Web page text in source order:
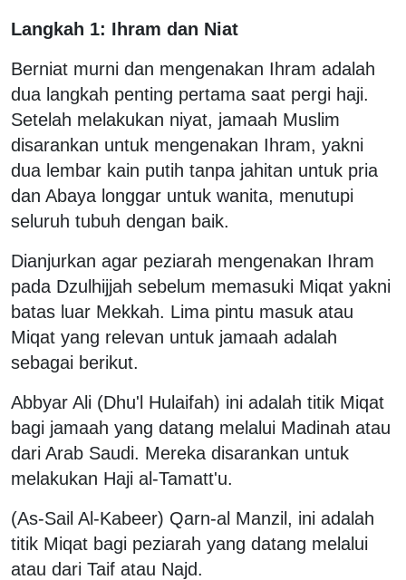
Langkah 1: Ihram dan Niat
Berniat murni dan mengenakan Ihram adalah
dua langkah penting pertama saat pergi haji.
Setelah melakukan niyat, jamaah Muslim
disarankan untuk mengenakan Ihram, yakni
dua lembar kain putih tanpa jahitan untuk pria
dan Abaya longgar untuk wanita, menutupi
seluruh tubuh dengan baik.
Dianjurkan agar peziarah mengenakan Ihram
pada Dzulhijjah sebelum memasuki Miqat yakni
batas luar Mekkah. Lima pintu masuk atau
Miqat yang relevan untuk jamaah adalah
sebagai berikut.
Abbyar Ali (Dhu'l Hulaifah) ini adalah titik Miqat
bagi jamaah yang datang melalui Madinah atau
dari Arab Saudi. Mereka disarankan untuk
melakukan Haji al-Tamatt'u.
(As-Sail Al-Kabeer) Qarn-al Manzil, ini adalah
titik Miqat bagi peziarah yang datang melalui
atau dari Taif atau Najd.